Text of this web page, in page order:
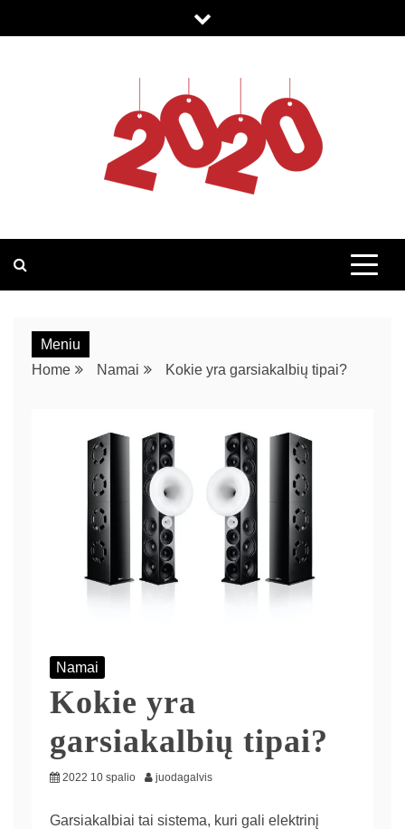
Meniu
Home
Namai Kokie yra garsiakalbių tipai?
Namai
Kokie yra
garsiakalbių tipai?
2022 10 spalio juodagalvis
Garsiakalbiai tai sistema, kuri gali elektrinį